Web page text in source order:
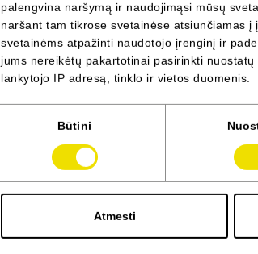
palengvina naršymą ir naudojimąsi mūsų
naršant tam tikrose svetainėse atsiunčiamas
svetainėms atpažinti naudotojo įrenginį ir
jums nereikėtų pakartotinai pasirinkti
lankytojo IP adresą, tinklo ir vietos duomenis.
Būtini
Atmesti